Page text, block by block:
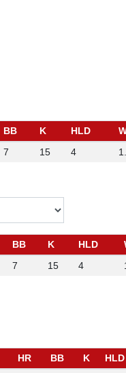
BB K HLD
7 15 4
BB K HLD
7 15 4
HR BB K HLD